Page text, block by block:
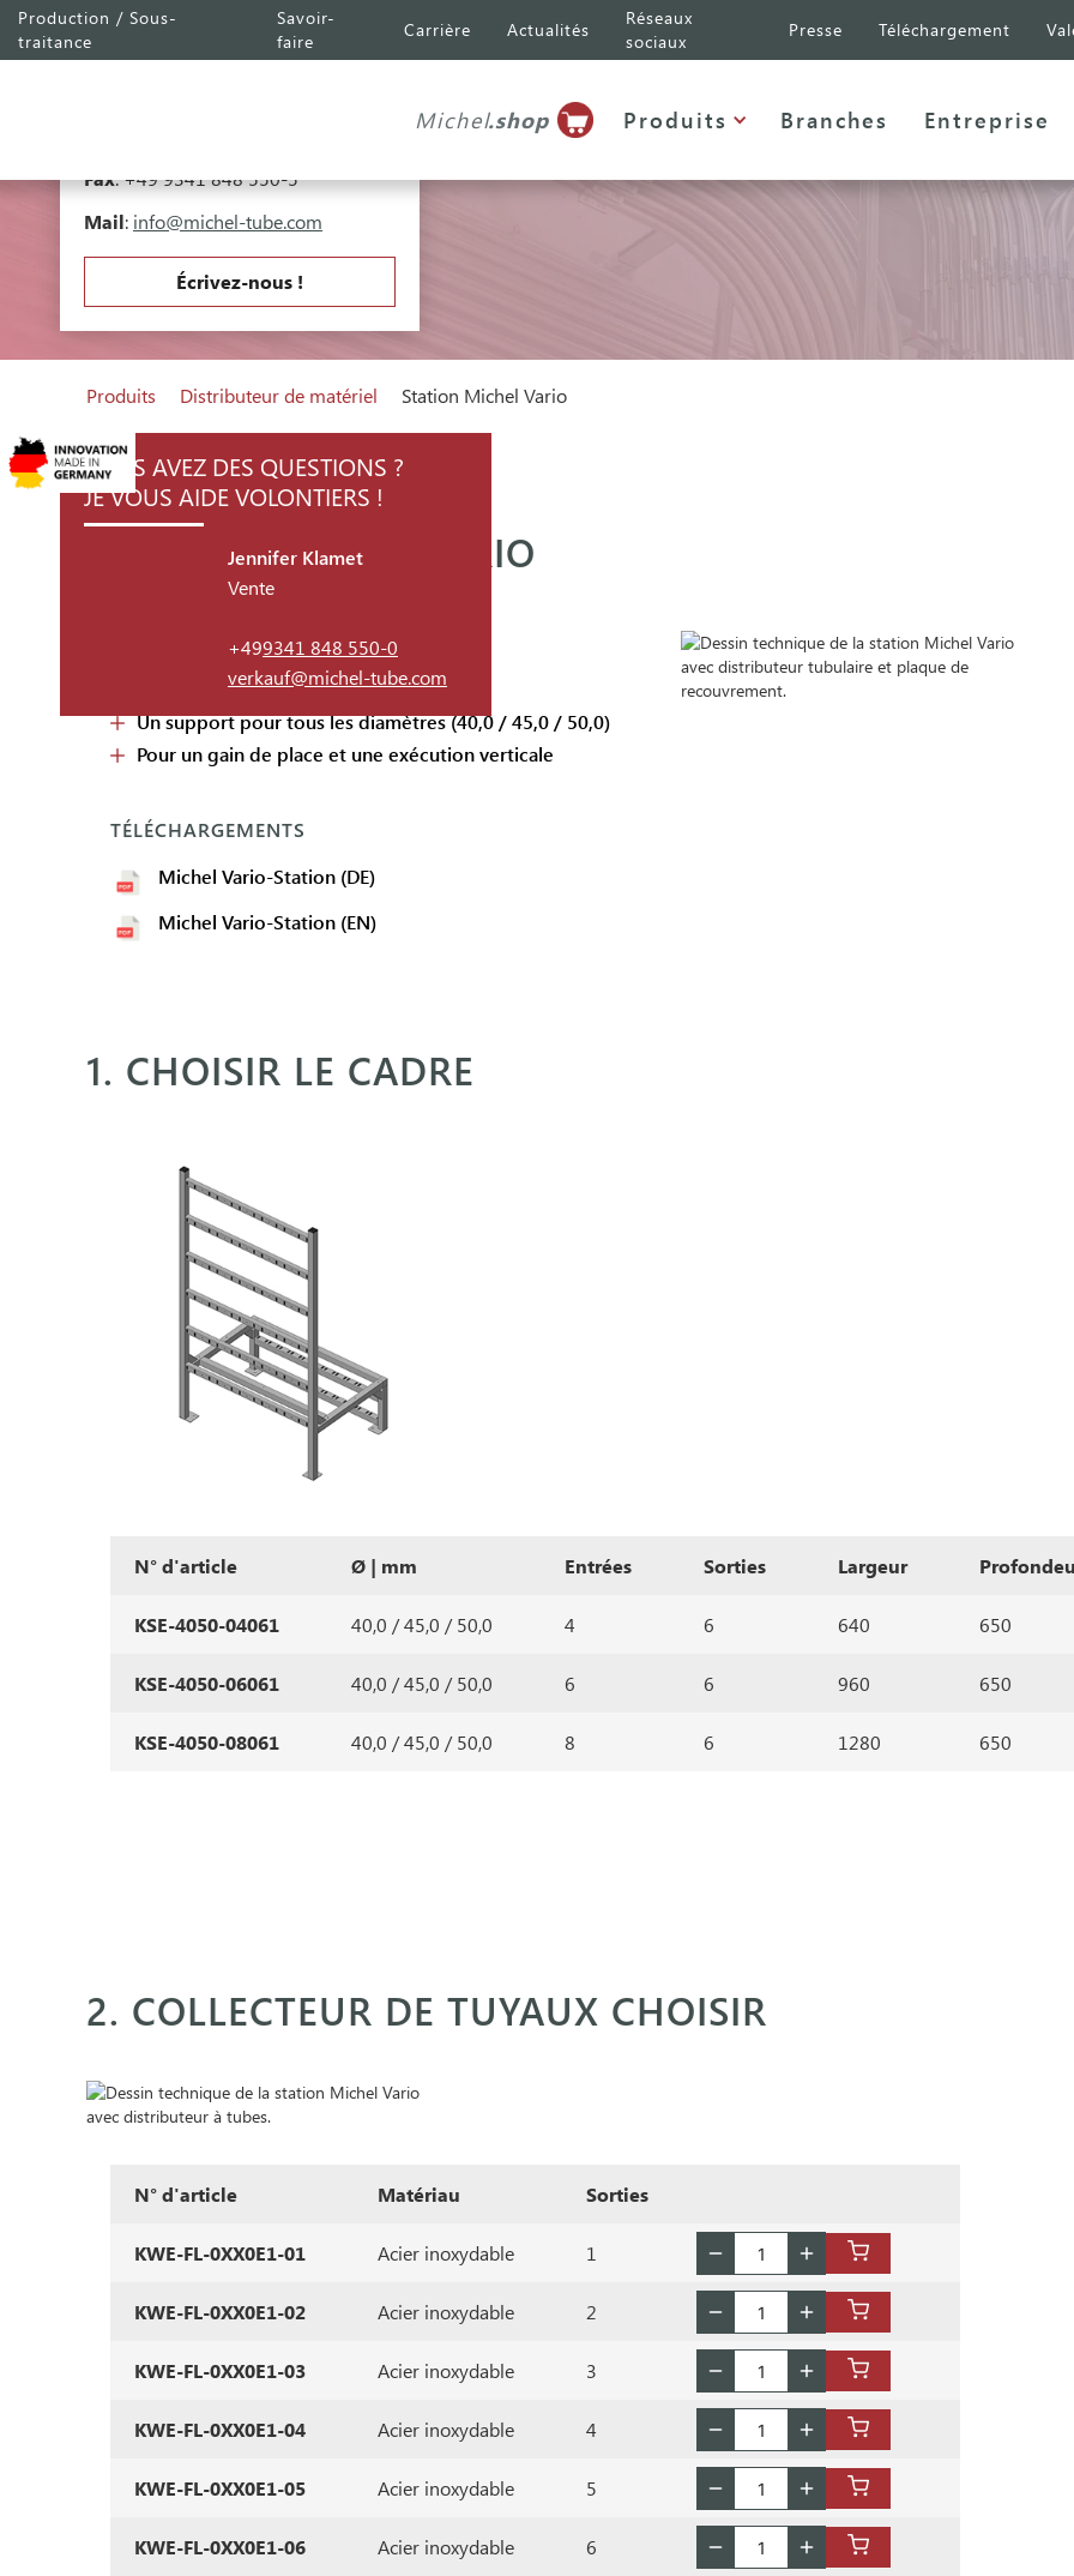
Michel Tube
Engineering GmbH
Fax: +49 9341 848 550-5
Mail: info@michel-tube.com
Écrivez-nous !
Production / Sous-
traitance
Savoir-
faire
Carrière Actualités
Réseaux
sociaux
Presse Téléchargement
Michel.shop Produits Branches Entreprise
Produits Distributeur de matériel Station Michel Vario
VOUS AVEZ DES QUESTIONS ?
JE VOUS AIDE VOLONTIERS !
Jennifer Klamet
Vente
+499341 848 550-0
verkauf@michel-tube.com
STATION MICHEL VARIO
Châssis massif en acier inoxydable soudé
Un support pour tous les diamètres (40,0 / 45,0 / 50,0)
Pour un gain de place et une exécution verticale
TÉLÉCHARGEMENTS
Michel Vario-Station (DE)
Michel Vario-Station (EN)
1. CHOISIR LE CADRE
N° d'article Ø | mm Entrées Sorties Largeur
KSE-4050-04061 40,0 / 45,0 / 50,0 4 6 640 650
KSE-4050-06061 40,0 / 45,0 / 50,0 6 6 960 650
KSE-4050-08061 40,0 / 45,0 / 50,0 8 6 1280 650
2. COLLECTEUR DE TUYAUX CHOISIR
N° d'article Matériau Sorties
KWE-FL-0XX0E1-01 Acier inoxydable 1
KWE-FL-0XX0E1-02 Acier inoxydable 2
KWE-FL-0XX0E1-03 Acier inoxydable 3
KWE-FL-0XX0E1-04 Acier inoxydable 4
KWE-FL-0XX0E1-05 Acier inoxydable 5
KWE-FL-0XX0E1-06 Acier inoxydable 6